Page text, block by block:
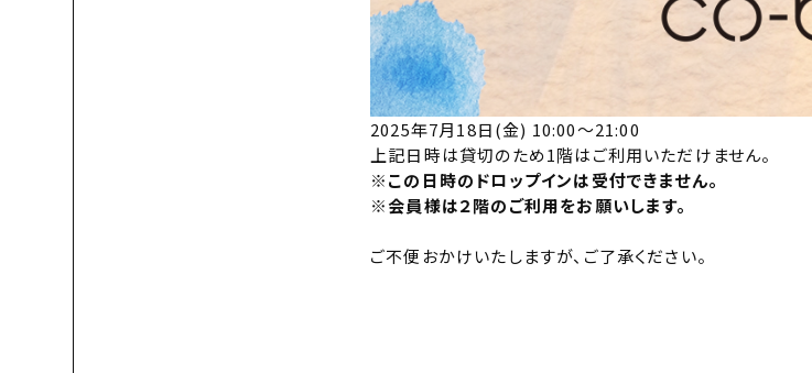
2025年7月18日(金) 10:00～21:00
上記日時は貸切のため1階はご利用いただけません。
※この日時のドロップインは受付できません。
※会員様は２階のご利用をお願いします。
ご不便おかけいたしますが、ご了承ください。